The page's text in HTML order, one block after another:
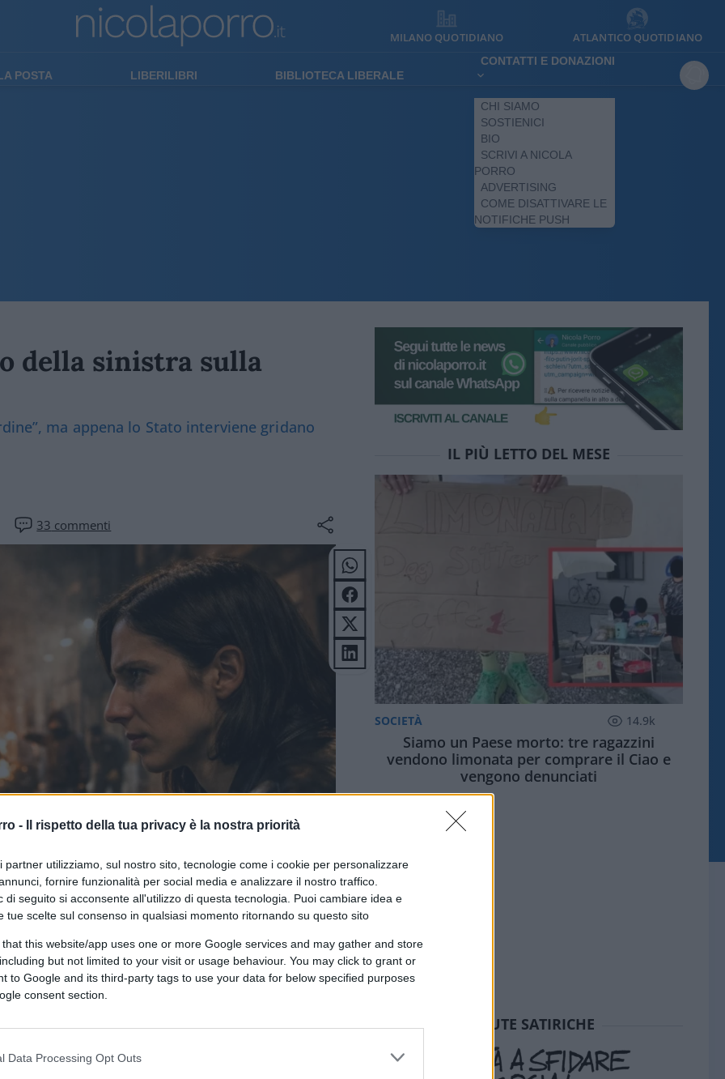
- Il rispetto della tua privacy è la nostra priorità
partner utilizziamo, sul nostro sito, tecnologie come i cookie per personalizzare
fornire funzionalità per social media e analizzare il nostro traffico.
di seguito si acconsente all'utilizzo di questa tecnologia. Puoi cambiare idea e
tue scelte sul consenso in qualsiasi momento ritornando su questo sito
that this website/app uses one or more Google services and may gather and store
but not limited to your visit or usage behaviour. You may click to grant or
to Google and its third-party tags to use your data for below specified purposes
consent section.
Data Processing Opt Outs
MILANO QUOTIDIANO ATLANTICO QUOTIDIANO
POSTA LIBERILIBRI BIBLIOTECA LIBERALE
CONTATTI E DONAZIONI
CHI SIAMO
SOSTIENICI
BIO
SCRIVI A NICOLA
PORRO
ADVERTISING
COME DISATTIVARE LE
NOTIFICHE PUSH
della sinistra sulla
ma appena lo Stato interviene gridano
33 commenti
su Google CLICCA QUI
quasi svizzera. Prima pagina, titolo
Stato di polizia”. Cambiano i titoli, non
IL PIÙ LETTO DEL MESE
SOCIETÀ 14.9k
Siamo un Paese morto: tre ragazzini
vendono limonata per comprare il Ciao e
vengono denunciati
SEDUTE SATIRICHE